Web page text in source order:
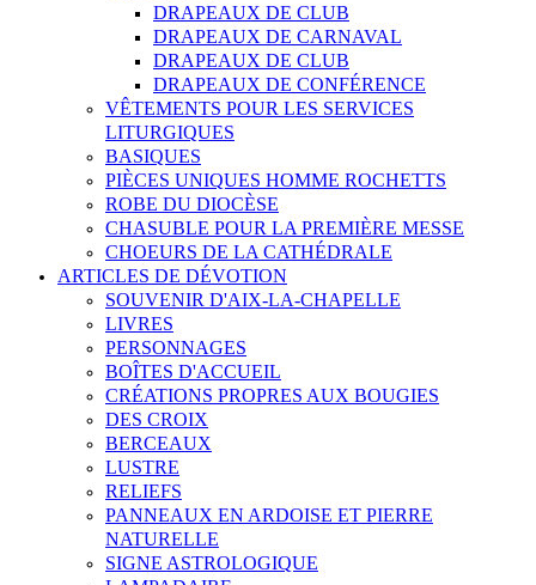
DRAPEAUX DE CLUB
DRAPEAUX DE CARNAVAL
DRAPEAUX DE CLUB
DRAPEAUX DE CONFÉRENCE
VÊTEMENTS POUR LES SERVICES
LITURGIQUES
BASIQUES
PIÈCES UNIQUES HOMME ROCHETTS
ROBE DU DIOCÈSE
CHASUBLE POUR LA PREMIÈRE MESSE
CHOEURS DE LA CATHÉDRALE
ARTICLES DE DÉVOTION
SOUVENIR D'AIX-LA-CHAPELLE
LIVRES
PERSONNAGES
BOÎTES D'ACCUEIL
CRÉATIONS PROPRES AUX BOUGIES
DES CROIX
BERCEAUX
LUSTRE
RELIEFS
PANNEAUX EN ARDOISE ET PIERRE
NATURELLE
SIGNE ASTROLOGIQUE